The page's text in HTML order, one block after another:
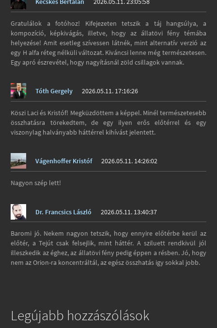
Gratulálok a fotóhoz! Kifejezeten tetszik a táj hangsúlya, a
kompozíció, képkivágás, illetve, hogy az állatövi fény témába
helyezése! Amit esetleg szívessen látnék, mint alternatív verzió az
egy H alfa réteg nélküli változat. Kiváncsi lenne még természetesen.
Egy apró észrevétel, hogy nagyításnál zöld csillagok vannak.
Tóth Gergely 2026.05.11. 17:16:26
Köszi Laci és Kristóf! Megküzdöttem a képpel. Minél természetesebb
összhatásra törekedtem, de egy ilyen erős előtérrel és egy
viszonylag halványabb háttérrel kihívást jelentett.
Vágenhoffer Kristóf 2026.05.11. 14:26:02
Nagyon szép lett!
Dr. Francsics László 2026.05.11. 13:40:37
Baromi jó. Nekem nagyon tetszik, hogy ennyire előtérbe kerül az
előtér, a Tejút csak felsejlik, mint háttér. A sziluett rendkivül jól
illeszkedik az éghez, az állatövi fény pedig éppen a résben. Jó, hogy
nem az Orion-ra koncentráltál, az egész összhatás igy sokkal jobb.
Legújabb hozzászólások